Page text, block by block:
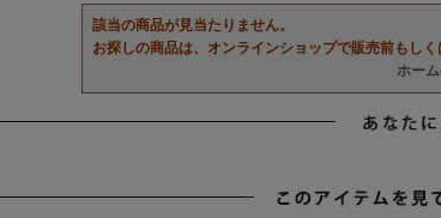
該当の商品が見当たりません。
お探しの商品は、オンラインショップで販売前もしく
ホー